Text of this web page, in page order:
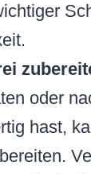
oder
hast,